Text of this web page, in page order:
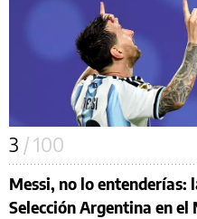
3 / 100
Messi, no lo entenderías:
Selección Argentina en el